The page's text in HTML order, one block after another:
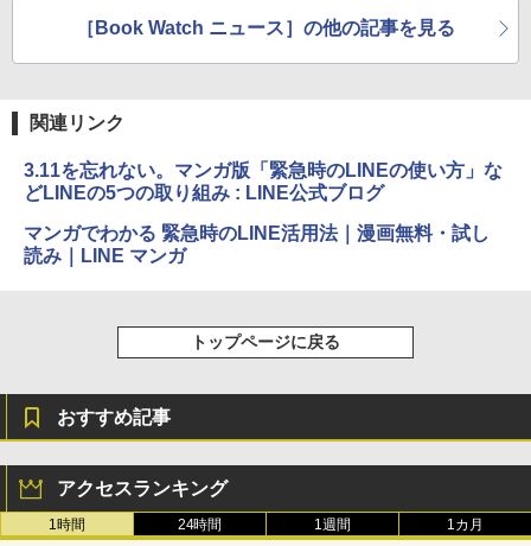
ラインコード版
ト): Java & Bedrock Edition | オンライ
ンコード版
￥3,600
￥1,292
ェクトリストと最新エミュレータ紹介
￥1,600
Amazon Kindle Colorsoft | 16GBストレ
イ、色調調節ライト、最大8週間持続バッ
New Amazon Kindle Scribe Colorsoft |
11インチカラーディスプレイ、64GBスト
￥115,980
［Book Watch ニュース］の他の記事を見る
関連リンク
3.11を忘れない。マンガ版「緊急時のLINEの使い方」な
どLINEの5つの取り組み : LINE公式ブログ
マンガでわかる 緊急時のLINE活用法｜漫画無料・試し
読み｜LINE マンガ
トップページに戻る
おすすめ記事
アクセスランキング
1時間 24時間 1週間 1カ月